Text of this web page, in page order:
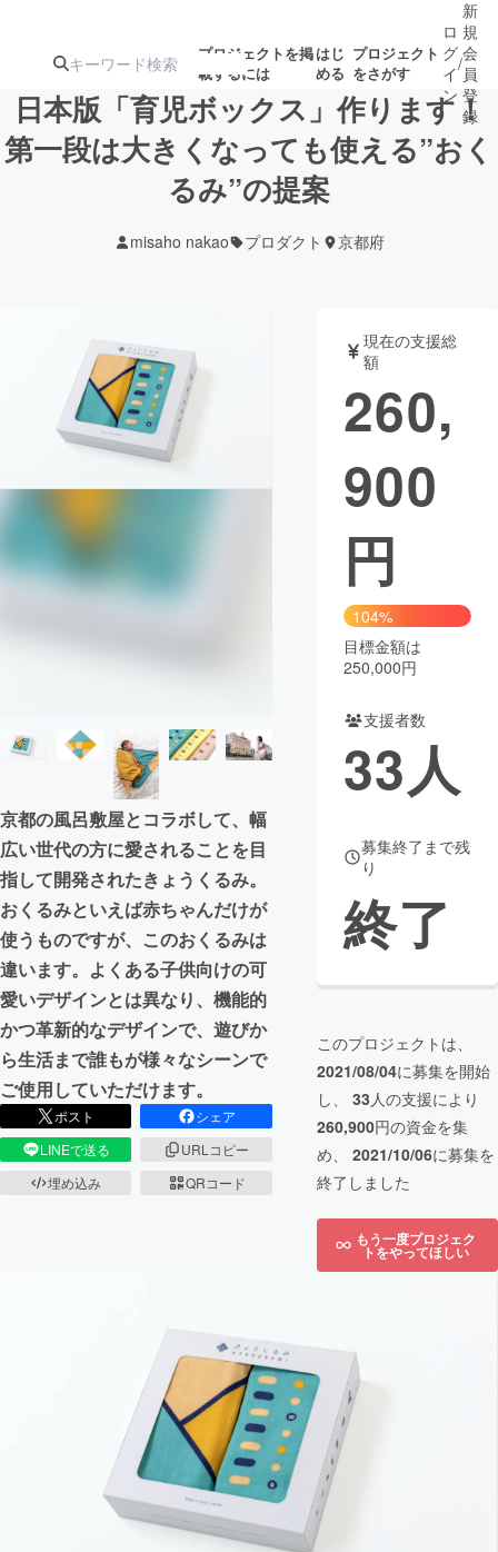
プロジェクトを掲
載するには
はじ
める
プロジェクト
をさがす
注目の新着プロ募集終了が近いプ
テクノロジー・ガジェット
映像・映画 書籍・雑誌
チャレンジ
CAMPFIRE for Social Good
CAMPFIRE Creation
コミュニティ
ロ
グ
イ
ン
/
新
規
会
員
登
録
日本版「育児ボックス」作ります！
第一段は大きくなっても使える”おく
るみ”の提案
misaho nakao プロダクト 京都府
京都の風呂敷屋とコラボして、幅
広い世代の方に愛されることを目
指して開発されたきょうくるみ。
おくるみといえば赤ちゃんだけが
使うものですが、このおくるみは
違います。よくある子供向けの可
愛いデザインとは異なり、機能的
かつ革新的なデザインで、遊びか
ら生活まで誰もが様々なシーンで
ご使用していただけます。
ポスト
シェア
LINEで送る
URLコピー
埋め込み
QRコード
現在の支援総
額
260,
900
円
104%
目標金額は
250,000円
支援者数
33人
募集終了まで残
り
終了
このプロジェクトは、
2021/08/04に募集を開始
し、 33人の支援により
260,900円の資金を集
め、 2021/10/06に募集を
終了しました
もう一度プロジェク
トをやってほしい